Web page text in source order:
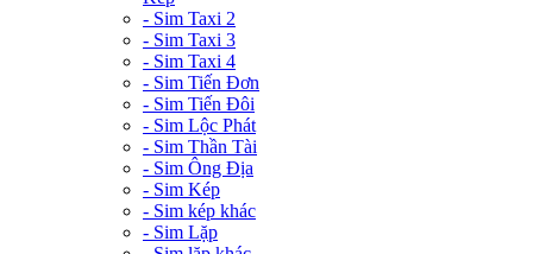
- Sim Taxi 2
- Sim Taxi 3
- Sim Taxi 4
- Sim Tiến Đơn
- Sim Tiến Đôi
- Sim Lộc Phát
- Sim Thần Tài
- Sim Ông Địa
- Sim Kép
- Sim kép khác
- Sim Lặp